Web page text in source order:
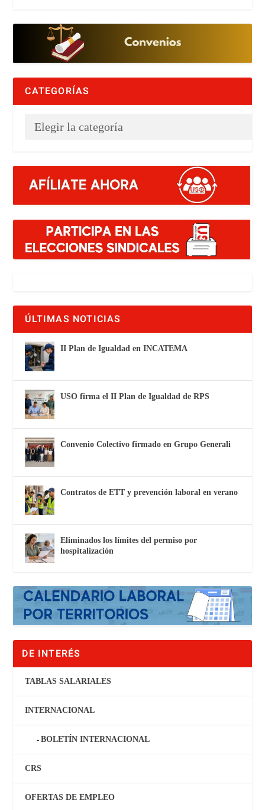
CATEGORÍAS
ÚLTIMAS NOTICIAS
II Plan de Igualdad en INCATEMA
USO firma el II Plan de Igualdad de RPS
Convenio Colectivo firmado en Grupo Generali
Contratos de ETT y prevención laboral en verano
Eliminados los límites del permiso por
hospitalización
DE INTERÉS
TABLAS SALARIALES
INTERNACIONAL
BOLETÍN INTERNACIONAL
CRS
OFERTAS DE EMPLEO